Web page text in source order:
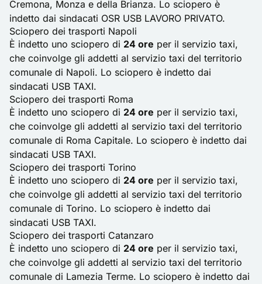
Cremona, Monza e della Brianza. Lo sciopero è
indetto dai sindacati OSR USB LAVORO PRIVATO.
Sciopero dei trasporti Napoli
È indetto uno sciopero di 24 ore per il servizio taxi,
che coinvolge gli addetti al servizio taxi del territorio
comunale di Napoli. Lo sciopero è indetto dai
sindacati USB TAXI.
Sciopero dei trasporti Roma
È indetto uno sciopero di 24 ore per il servizio taxi,
che coinvolge gli addetti al servizio taxi del territorio
comunale di Roma Capitale. Lo sciopero è indetto dai
sindacati USB TAXI.
Sciopero dei trasporti Torino
È indetto uno sciopero di 24 ore per il servizio taxi,
che coinvolge gli addetti al servizio taxi del territorio
comunale di Torino. Lo sciopero è indetto dai
sindacati USB TAXI.
Sciopero dei trasporti Catanzaro
È indetto uno sciopero di 24 ore per il servizio taxi,
che coinvolge gli addetti al servizio taxi del territorio
comunale di Lamezia Terme. Lo sciopero è indetto dai